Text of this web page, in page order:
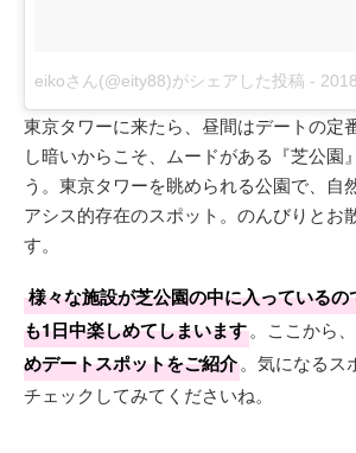
eikoさん(@eity88)がシェアした投稿 - 2018年
東京タワーに来たら、昼間はデートの定
し暗いからこそ、ムードがある『芝公園
う。東京タワーを眺められる公園で、自
アシス的存在のスポット。のんびりとお
す。
様々な施設が芝公園の中に入っている
も1日中楽しめてしまいます。ここから、
めデートスポットをご紹介。気になるス
チェックしてみてくださいね。